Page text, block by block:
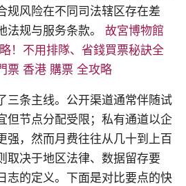
规风险在不同司法辖区存在差
法规与服务条款。 故宮博物館
！不用排隊、省錢買票秘訣全
票 香港 購票 全攻略
三条主线。公开渠道通常伴随试
但节点分配受限；私有通道以企
强，然而月费往往从几十到上百
取决于地区法律、数据留存要
志的定义。下面是对比要点的快